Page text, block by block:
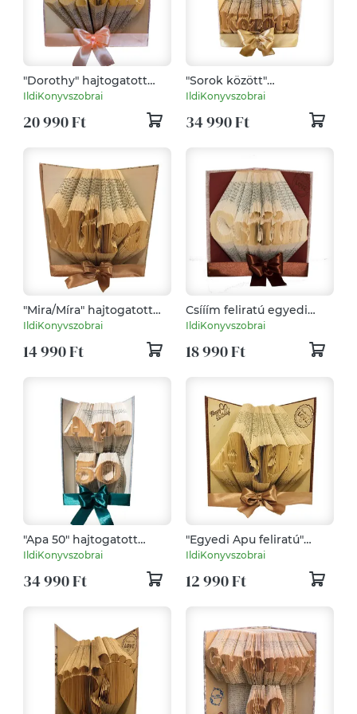
"Dorothy" hajtogatott
könyv, könyvszobor
esküvőre, évfordulóra,
nászajándéknak-
Rendelésre
IldiKonyvszobrai
20 990 Ft
"Sorok között"
hajtogatott könyv,
könyvszobor
Születésnapra-
Rendelésre
IldiKonyvszobrai
34 990 Ft
"Mira/Míra" hajtogatott
könyv, könyvszobor
születésnapra, névnapra,
karácsonyra- Rendelésre
IldiKonyvszobrai
14 990 Ft
Csííím feliratú egyedi
hajtogatott könyv,
könyvszobor
IldiKonyvszobrai
18 990 Ft
"Apa 50" hajtogatott
könyv, könyvszobor
Születésnapra-
Rendelésre
IldiKonyvszobrai
34 990 Ft
"Egyedi Apu feliratú"
hajtogatott könyv,
könyvszobor
születésnapra, névnapra,
karácsonyra- Rendelésre
IldiKonyvszobrai
12 990 Ft